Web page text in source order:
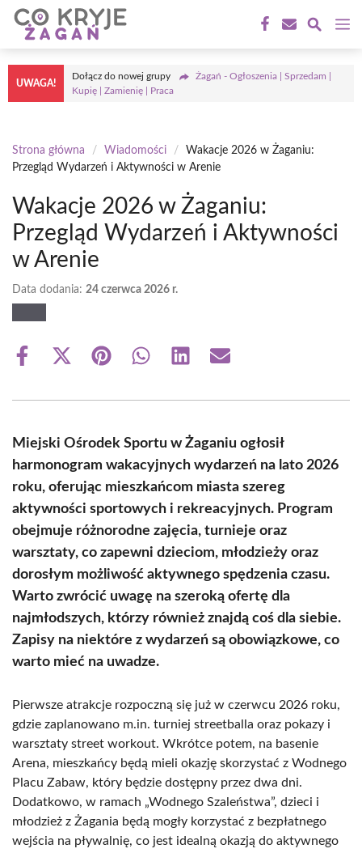
Przejdź
treści
UWAGA!
Dołącz do nowej grupy
Żagań - Ogłoszenia | Sprzedam |
Kupię | Zamienię | Praca
Strona główna / Wiadomości /
Wakacje 2026 w Żaganiu:
Przegląd Wydarzeń i Aktywności w Arenie
Wakacje 2026 w Żaganiu:
Przegląd Wydarzeń i Aktywności
w Arenie
Data dodania: 24 czerwca 2026 r.
Share
Share
(Twitter)
Share Share Share Share
Miejski Ośrodek Sportu w Żaganiu ogłosił
harmonogram wakacyjnych wydarzeń na lato 2026
roku, oferując mieszkańcom miasta szereg
aktywności sportowych i rekreacyjnych. Program
obejmuje różnorodne zajęcia, turnieje oraz
warsztaty, co zapewni dzieciom, młodzieży oraz
dorosłym możliwość aktywnego spędzenia czasu.
Warto zwrócić uwagę na szeroką ofertę dla
najmłodszych, którzy również znajdą coś dla siebie.
Zapisy na niektóre z wydarzeń są obowiązkowe, co
warto mieć na uwadze.
Pierwsze atrakcje rozpoczną się już w czerwcu 2026 roku,
gdzie zaplanowano m.in. turniej streetballa oraz pokazy i
warsztaty street workout. Wkrótce potem, na basenie
Arena, mieszkańcy będą mieli okazję skorzystać z Wodnego
Placu Zabaw, który będzie dostępny przez dwa dni.
Dodatkowo, w ramach „Wodnego Szaleństwa”, dzieci i
młodzież z Żagania będą mogły korzystać z bezpłatnego
wejścia na pływalnię, co jest idealną okazją do aktywnego